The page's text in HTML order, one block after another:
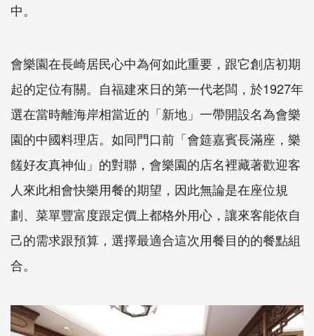
中。
會樂園在長崎居民心中為何如此重要，跟它創店初期
起的定位有關。自福建來日的第一代老闆，於1927年
選在當時離海岸相當近的「新地」一帶開設名為會樂
園的中國料理店。如同門口前「會筵嘉賓長滿座，樂
饈好友真神仙」的對聯，會樂園的店名裡藏著歡迎客
人來此相會快樂用餐的期望，因此無論是在座位規
劃、菜單豐富度跟定價上都格外用心，讓來客能依自
己的需求跟預算，選擇最適合這次用餐目的的餐點組
合。